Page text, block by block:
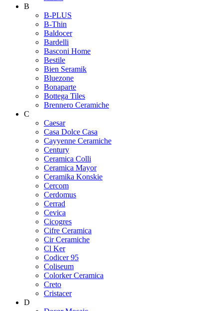
B
B-PLUS
B-Thin
Baldocer
Bardelli
Basconi Home
Bestile
Bien Seramik
Bluezone
Bonaparte
Bottega Tiles
Brennero Ceramiche
C
Caesar
Casa Dolce Casa
Cayyenne Ceramiche
Century
Ceramica Colli
Ceramica Mayor
Ceramika Konskie
Cercom
Cerdomus
Cerrad
Cevica
Cicogres
Cifre Ceramica
Cir Ceramiche
Cl Ker
Codicer 95
Coliseum
Colorker Ceramica
Creto
Cristacer
D